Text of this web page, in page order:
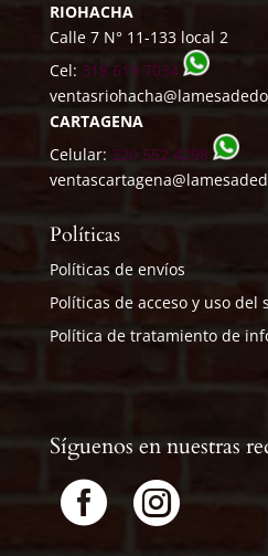
RIOHACHA
Calle 7 N° 11-133 local 2
Cel: 318 619 7034
CARTAGENA
Celular: 320 552 4298
Políticas
Políticas de envíos
Políticas de acceso y uso del
Política de tratamiento de
Síguenos en nuestras
 